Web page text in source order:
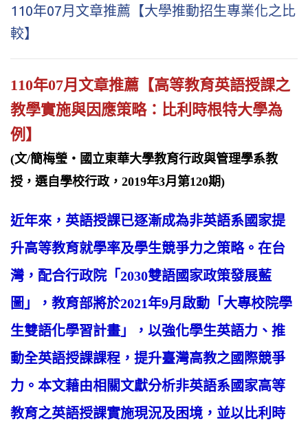
110年07月文章推薦【大學推動招生專業化之比
較】
110年07月文章推薦【高等教育英語授課之
教學實施與因應策略：比利時根特大學為
例】
(文/簡梅瑩‧國立東華大學教育行政與管理學系教
授，選自學校行政，2019年3月第120期)
近年來，英語授課已逐漸成為非英語系國家提
升高等教育就學率及學生競爭力之策略。在台
灣，配合行政院「2030雙語國家政策發展藍
圖」，教育部將於2021年9月啟動「大專校院學
生雙語化學習計畫」，以強化學生英語力、推
動全英語授課課程，提升臺灣高教之國際競爭
力。本文藉由相關文獻分析非英語系國家高等
教育之英語授課實施現況及困境，並以比利時